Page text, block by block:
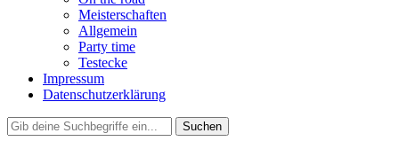
Meisterschaften
Allgemein
Party time
Testecke
Impressum
Datenschutzerklärung